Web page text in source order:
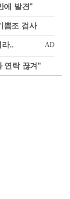
에 발견"
쁨조 검사
연락 끊겨"